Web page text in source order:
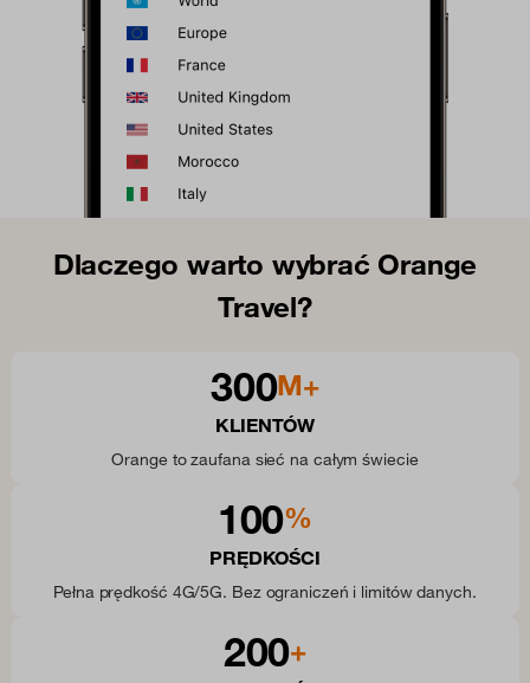
Dlaczego warto wybrać Orange
Travel?
300M+
KLIENTÓW
Orange to zaufana sieć na całym świecie
100%
PRĘDKOŚCI
Pełna prędkość 4G/5G. Bez ograniczeń i limitów danych.
200+